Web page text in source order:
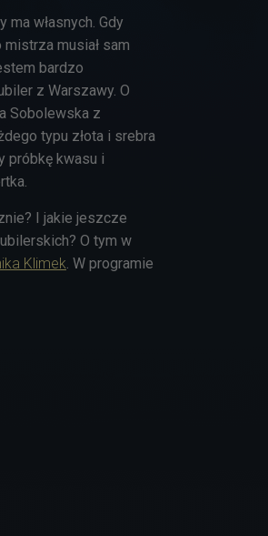
własnych. Gdy
musiał sam
bardzo
z Warszawy. O
Sobolewska z
typu złota i srebra
próbkę kwasu i
I jakie jeszcze
O tym w
Klimek. W programie